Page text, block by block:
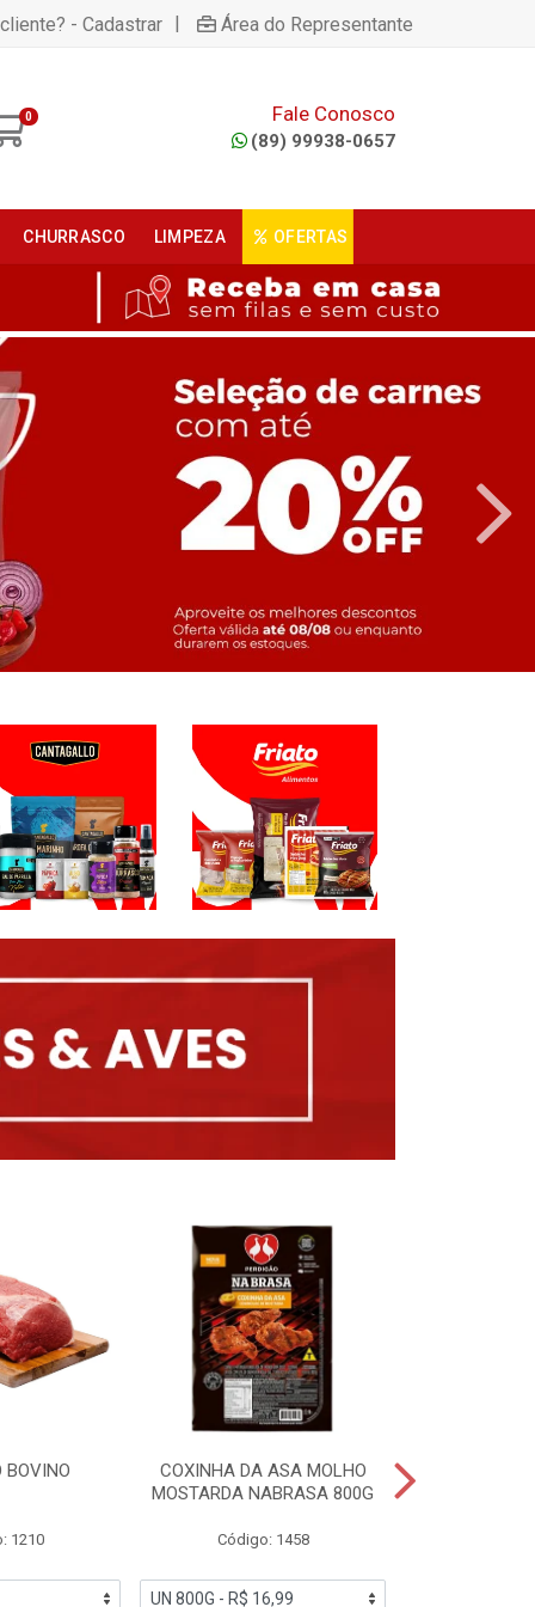
- Cadastrar | Área do Representante
0 Fale Conosco
(89) 99938-0657
CHURRASCO LIMPEZA OFERTAS
BOVINO
1210
COXINHA DA ASA MOLHO
MOSTARDA NABRASA 800G
Código: 1458